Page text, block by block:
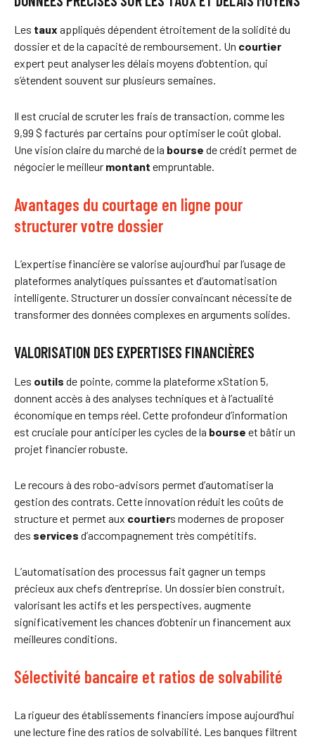
Les taux appliqués dépendent étroitement de la solidité du
dossier et de la capacité de remboursement. Un courtier
expert peut analyser les délais moyens d’obtention, qui
s’étendent souvent sur plusieurs semaines.
Il est crucial de scruter les frais de transaction, comme les
9,99 $ facturés par certains pour optimiser le coût global.
Une vision claire du marché de la bourse de crédit permet de
négocier le meilleur montant empruntable.
Avantages du courtage en ligne pour
structurer votre dossier
L’expertise financière se valorise aujourd’hui par l’usage de
plateformes analytiques puissantes et d’automatisation
intelligente. Structurer un dossier convaincant nécessite de
transformer des données complexes en arguments solides.
VALORISATION DES EXPERTISES FINANCIÈRES
Les outils de pointe, comme la plateforme xStation 5,
donnent accès à des analyses techniques et à l’actualité
économique en temps réel. Cette profondeur d’information
est cruciale pour anticiper les cycles de la bourse et bâtir un
projet financier robuste.
Le recours à des robo-advisors permet d’automatiser la
gestion des contrats. Cette innovation réduit les coûts de
structure et permet aux courtiers modernes de proposer
des services d’accompagnement très compétitifs.
L’automatisation des processus fait gagner un temps
précieux aux chefs d’entreprise. Un dossier bien construit,
valorisant les actifs et les perspectives, augmente
significativement les chances d’obtenir un financement aux
meilleures conditions.
Sélectivité bancaire et ratios de solvabilité
La rigueur des établissements financiers impose aujourd’hui
une lecture fine des ratios de solvabilité. Les banques filtrent